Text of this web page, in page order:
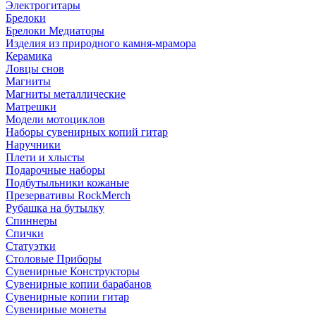
Электрогитары
Брелоки
Брелоки Медиаторы
Изделия из природного камня-мрамора
Керамика
Ловцы снов
Магниты
Магниты металлические
Матрешки
Модели мотоциклов
Наборы сувенирных копий гитар
Наручники
Плети и хлысты
Подарочные наборы
Подбутыльники кожаные
Презервативы RockMerch
Рубашка на бутылку
Спиннеры
Спички
Статуэтки
Столовые Приборы
Сувенирные Конструкторы
Сувенирные копии барабанов
Сувенирные копии гитар
Сувенирные монеты